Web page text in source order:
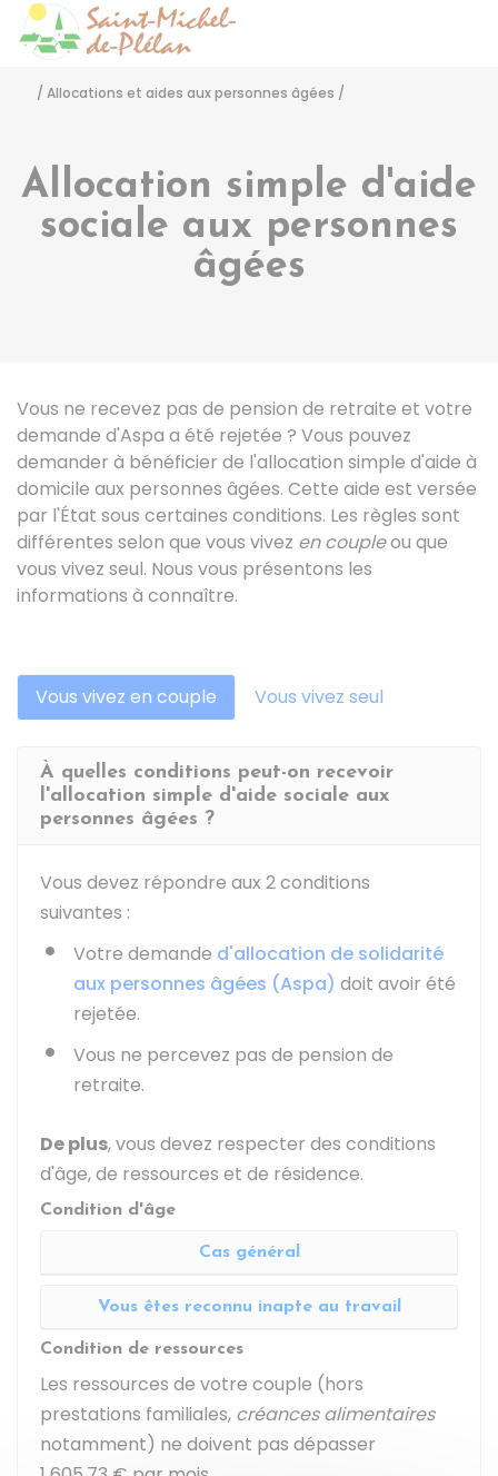
/ Allocations et aides aux personnes âgées /
Allocation simple d'aide
sociale aux personnes
âgées
Vous ne recevez pas de pension de retraite et votre
demande d'Aspa a été rejetée ? Vous pouvez
demander à bénéficier de l'allocation simple d'aide à
domicile aux personnes âgées. Cette aide est versée
par l'État sous certaines conditions. Les règles sont
différentes selon que vous vivez en coupleou que
vous vivez seul. Nous vous présentons les
informations à connaître.
Vous vivez en couple Vous vivez seul
À quelles conditions peut-on recevoir
l'allocation simple d'aide sociale aux
personnes âgées ?
Vous devez répondre aux 2 conditions
suivantes :
Votre demande d'allocation de solidarité
aux personnes âgées (Aspa) doit avoir été
rejetée.
Vous ne percevez pas de pension de
retraite.
De plus, vous devez respecter des conditions
d'âge, de ressources et de résidence.
Condition d'âge
Cas général
Vous êtes reconnu inapte au travail
Condition de ressources
Les ressources de votre couple (hors
prestations familiales, créances alimentaires
notamment) ne doivent pas dépasser